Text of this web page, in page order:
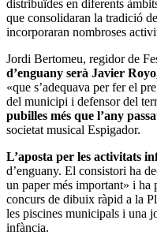
distribuïdes en diferents
que consolidaran la tradició
incorporaran nombroses
Jordi Bertomeu, regidor de
d’enguany serà Javier
«que s’adequava per fer el
del municipi i defensor del
pubilles més que l’any
societat musical Espigador.
L’aposta per les activitats
d’enguany. El consistori ha
un paper més important» i ha
concurs de dibuix ràpid a la
les piscines municipals i una
infància.